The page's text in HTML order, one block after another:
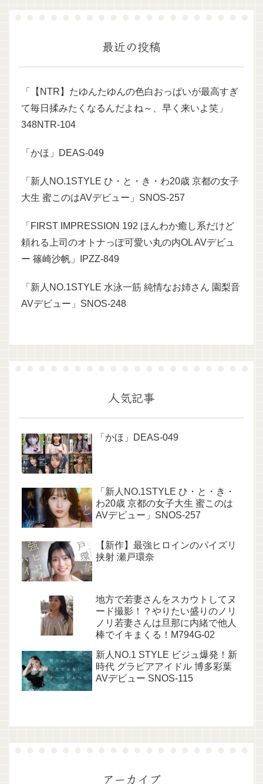
最近の投稿
「【NTR】たゆんたゆんの色白おっぱいが最高すぎ
て毎日揉みたくなるんだよね～、早く来いよ笑」
348NTR-104
「かほ」DEAS-049
「新人NO.1STYLE ひ・と・き・わ20歳 京都の女子
大生 蜜このはAVデビュー」SNOS-257
「FIRST IMPRESSION 192 ほんわか癒し系だけど
頼れる上司のオトナっぽ可愛い丸の内OL AVデビュ
ー 篠崎沙帆」IPZZ-849
「新人NO.1STYLE 水泳一筋 純情なお姉さん 園梨音
AVデビュー」SNOS-248
人気記事
「かほ」DEAS-049
「新人NO.1STYLE ひ・と・き・
わ20歳 京都の女子大生 蜜このは
AVデビュー」SNOS-257
【新作】最強ヒロインのパイズリ
挟射 瀬戸環奈
地方で若妻さんをスカウトしてヌ
ード撮影！？やりたい盛りのノリ
ノリ若妻さんは旦那に内緒で他人
棒でイキまくる！M794G-02
新人NO.1 STYLE ビジュ爆発！新
時代 グラビアアイドル 博多彩葉
AVデビュー SNOS-115
アーカイブ